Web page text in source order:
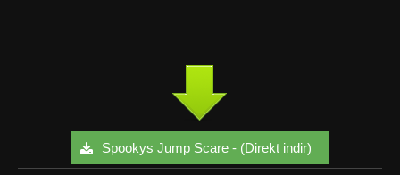
Spookys Jump Scare - (Direkt indir)